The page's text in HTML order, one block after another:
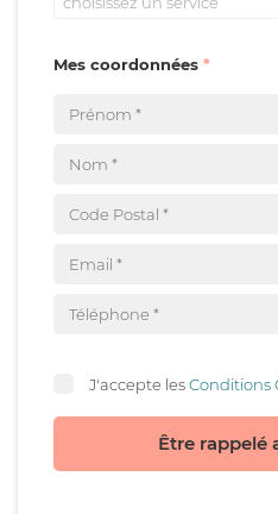
Mes coordonnées
J'accepte lesConditions
Être rappelé